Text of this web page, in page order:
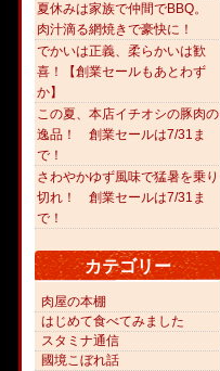
夏休みは家族で仲間でBBQ。
肉汁滴る網焼きで豪快に！
でかいは正義、柔らかいは歓
喜！【創業セールもあとわず
か】
この夏、本店イチオシの豚肉の
逸品！ 創業セールは7/31ま
で！
さわやかゆず風味で猛暑を乗り
切れ！ 創業セールは7/31ま
で！
カテゴリー
肉屋の本棚
はじめて食べてみました
スタミナ通信
國境こぼれ話